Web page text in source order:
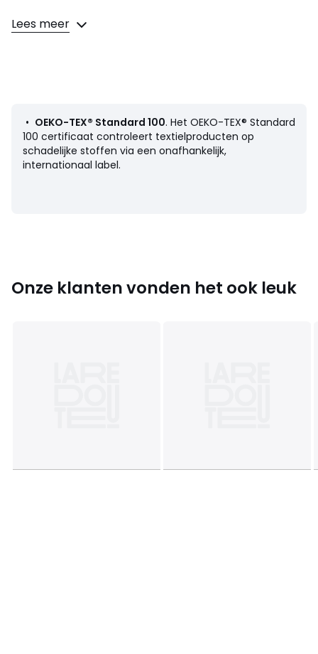
Samenstelling en onderhoud
• 95% katoen, 5% elasthan
Kleuren Fuchsia/Roze
Maten 8 jaar - 126 cm, 10 jaar - 138 cm, 12 jaar - 150 cm,
14 jaar - 156 cm, 16 jaar - 162 cm
Lees meer
• OEKO-TEX® Standard 100. Het OEKO-TEX® Standard
100 certificaat controleert textielproducten op
schadelijke stoffen via een onafhankelijk,
internationaal label.
Onze klanten vonden het ook leuk